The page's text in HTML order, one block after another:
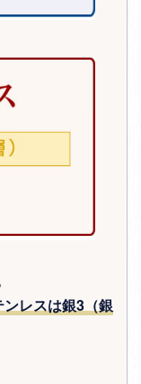
レスは銀3（銀